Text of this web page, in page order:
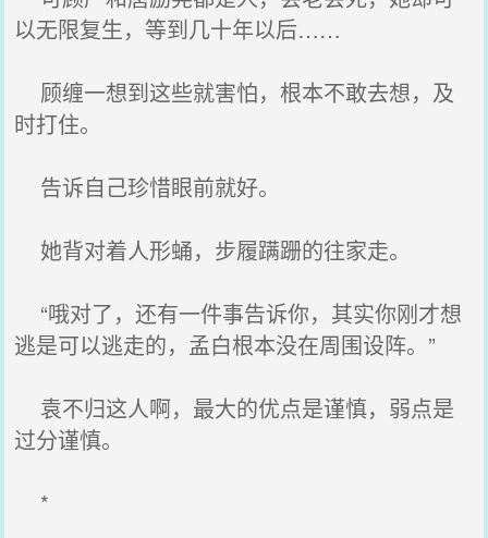
以无限复生，等到几十年以后……
顾缠一想到这些就害怕，根本不敢去想，及
时打住。
告诉自己珍惜眼前就好。
她背对着人形蛹，步履蹒跚的往家走。
“哦对了，还有一件事告诉你，其实你刚才想
逃是可以逃走的，孟白根本没在周围设阵。”
袁不归这人啊，最大的优点是谨慎，弱点是
过分谨慎。
*